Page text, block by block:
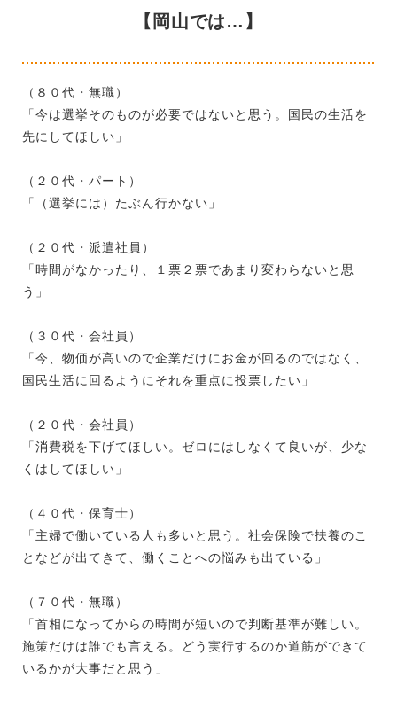
【岡山では…】
（８０代・無職）
「今は選挙そのものが必要ではないと思う。国民の生活を
先にしてほしい」
（２０代・パート）
「（選挙には）たぶん行かない」
（２０代・派遣社員）
「時間がなかったり、１票２票であまり変わらないと思
う」
（３０代・会社員）
「今、物価が高いので企業だけにお金が回るのではなく、
国民生活に回るようにそれを重点に投票したい」
（２０代・会社員）
「消費税を下げてほしい。ゼロにはしなくて良いが、少な
くはしてほしい」
（４０代・保育士）
「主婦で働いている人も多いと思う。社会保険で扶養のこ
となどが出てきて、働くことへの悩みも出ている」
（７０代・無職）
「首相になってからの時間が短いので判断基準が難しい。
施策だけは誰でも言える。どう実行するのか道筋ができて
いるかが大事だと思う」